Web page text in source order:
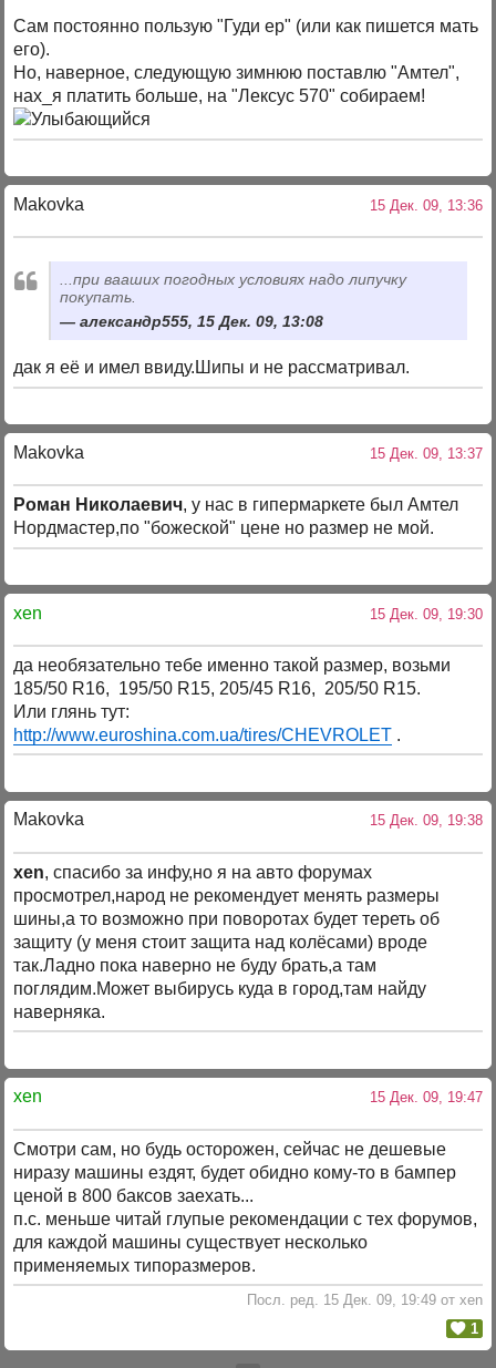
Сам постоянно пользую "Гуди ер" (или как пишется мать
его).
Но, наверное, следующую зимнюю поставлю "Амтел",
нах_я платить больше, на "Лексус 570" собираем!
Makovka 15 Дек. 09, 13:36
...при вааших погодных условиях надо липучку
покупать.
александр555, 15 Дек. 09, 13:08
дак я её и имел ввиду.Шипы и не рассматривал.
Makovka 15 Дек. 09, 13:37
Роман Николаевич, у нас в гипермаркете был Амтел
Нордмастер,по "божеской" цене но размер не мой.
xen 15 Дек. 09, 19:30
да необязательно тебе именно такой размер, возьми
185/50 R16, 195/50 R15, 205/45 R16, 205/50 R15.
Или глянь тут:
http://www.euroshina.com.ua/tires/CHEVROLET .
Makovka 15 Дек. 09, 19:38
xen, спасибо за инфу,но я на авто форумах
просмотрел,народ не рекомендует менять размеры
шины,а то возможно при поворотах будет тереть об
защиту (у меня стоит защита над колёсами) вроде
так.Ладно пока наверно не буду брать,а там
поглядим.Может выбирусь куда в город,там найду
наверняка.
xen 15 Дек. 09, 19:47
Смотри сам, но будь осторожен, сейчас не дешевые
ниразу машины ездят, будет обидно кому-то в бампер
ценой в 800 баксов заехать...
п.с. меньше читай глупые рекомендации с тех форумов,
для каждой машины существует несколько
применяемых типоразмеров.
Посл. ред. 15 Дек. 09, 19:49 от xen
1